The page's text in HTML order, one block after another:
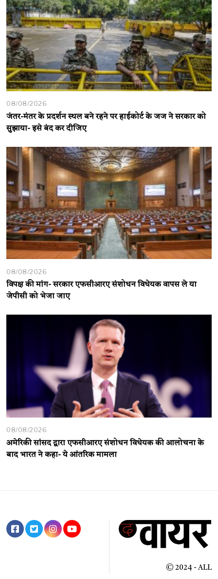
08/08/2026
जंतर-मंतर के प्रदर्शन स्थल बने रहने पर हाईकोर्ट के जज ने सरकार को
सुझाया- इसे बंद कर दीजिए
08/08/2026
विपक्ष की मांग- सरकार एफसीआरए संशोधन विधेयक वापस ले या
जेपीसी को भेजा जाए
08/08/2026
अमेरिकी सांसद द्वारा एफसीआरए संशोधन विधेयक की आलोचना के
बाद भारत ने कहा- ये आंतरिक मामला
© 2024 - ALL